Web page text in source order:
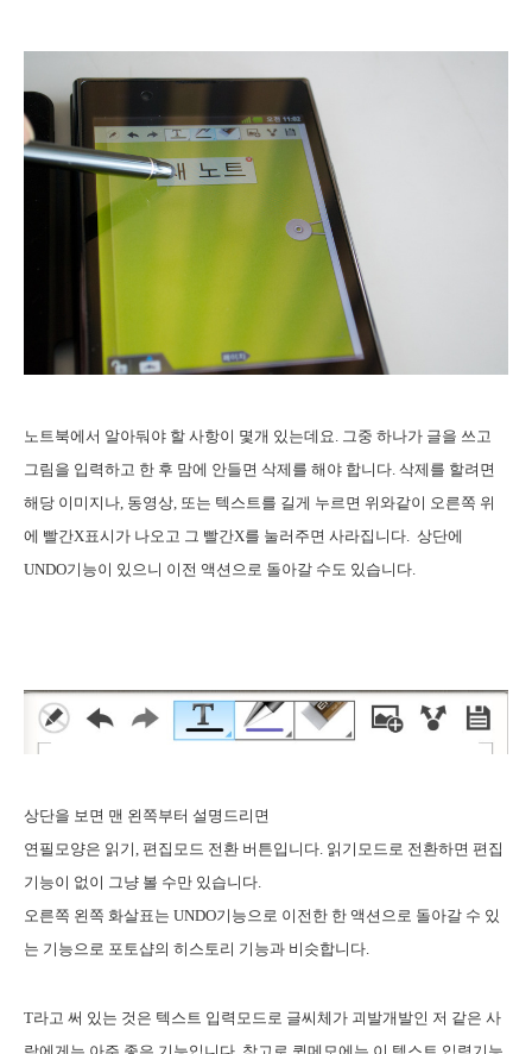
노트북에서 알아둬야 할 사항이 몇개 있는데요. 그중 하나가 글을 쓰고
그림을 입력하고 한 후 맘에 안들면 삭제를 해야 합니다. 삭제를 할려면
해당 이미지나, 동영상, 또는 텍스트를 길게 누르면 위와같이 오른쪽 위
에 빨간X표시가 나오고 그 빨간X를 눌러주면 사라집니다. 상단에
UNDO기능이 있으니 이전 액션으로 돌아갈 수도 있습니다.
상단을 보면 맨 왼쪽부터 설명드리면
연필모양은 읽기, 편집모드 전환 버튼입니다. 읽기모드로 전환하면 편집
기능이 없이 그냥 볼 수만 있습니다.
오른쪽 왼쪽 화살표는 UNDO기능으로 이전한 한 액션으로 돌아갈 수 있
는 기능으로 포토샵의 히스토리 기능과 비슷합니다.
T라고 써 있는 것은 텍스트 입력모드로 글씨체가 괴발개발인 저 같은 사